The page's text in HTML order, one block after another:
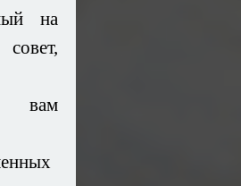
на
вам